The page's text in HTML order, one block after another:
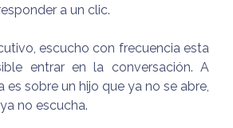
a un clic.
escucho con frecuencia esta
entrar en la conversación. A
es sobre un hijo que ya no se abre,
no escucha.